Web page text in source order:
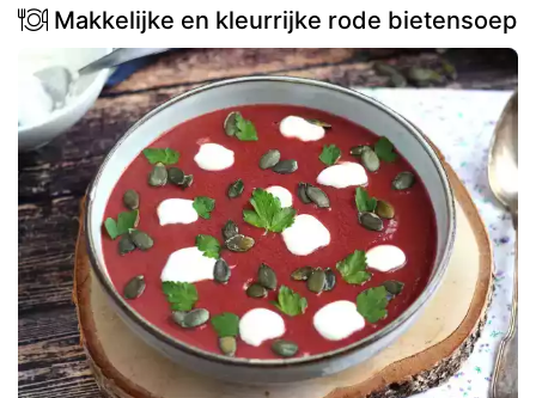
Makkelijke en kleurrijke rode bietensoep